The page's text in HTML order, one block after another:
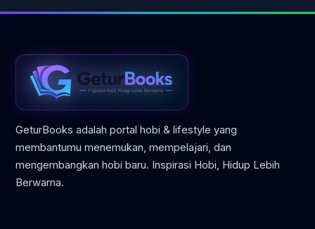
GeturBooks adalah portal hobi & lifestyle yang
membantumu menemukan, mempelajari, dan
mengembangkan hobi baru. Inspirasi Hobi, Hidup Lebih
Berwarna.